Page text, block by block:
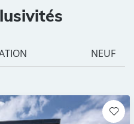
NEUF